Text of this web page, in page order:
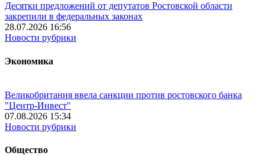
Десятки предложений от депутатов Ростовской области
закрепили в федеральных законах
28.07.2026 16:56
Новости рубрики
Экономика
Великобритания ввела санкции против ростовского банка
"Центр-Инвест"
07.08.2026 15:34
Новости рубрики
Общество